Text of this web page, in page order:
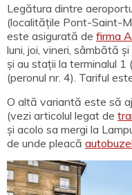
Legătura dintre
(localitățile Pont-Saint-
este asigurată de firma
luni, joi, vineri, sâmbătă
și au stații la terminalul 1
(peronul nr. 4). Tariful
O altă variantă este să
(vezi articolul legat de
și acolo sa mergi la
de unde pleacă